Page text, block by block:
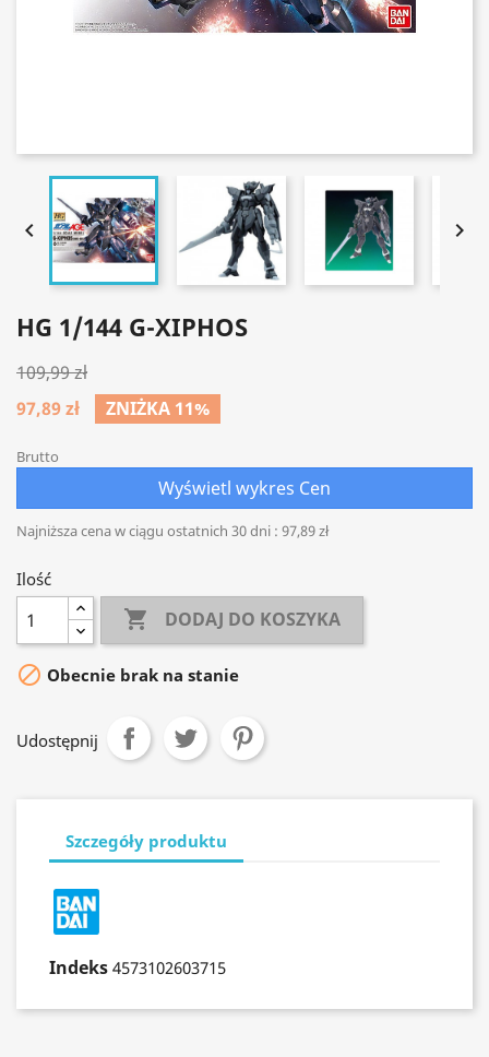
 
HG 1/144 G-XIPHOS
109,99 zł
97,89 zł
ZNIŻKA 11%
Brutto
Wyświetl wykres Cen
Najniższa cena w ciągu ostatnich 30 dni : 97,89 zł
Ilość
 DODAJ DO KOSZYKA
 Obecnie brak na stanie
Udostępnij
Szczegóły produktu
Indeks 4573102603715